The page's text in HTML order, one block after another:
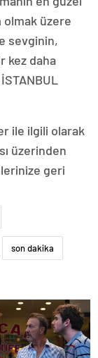
olmak üzere
sevginin,
kez daha
ile ilgili olarak
üzerinden
geri
son dakika